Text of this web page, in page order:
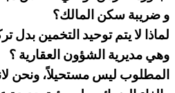
و ضريبة سكن المالك؟
لماذا لا يتم توحيد التخمين
وهي مديرية الشؤون العقارية ؟
المطلوب ليس مستحيلاً، ونحن